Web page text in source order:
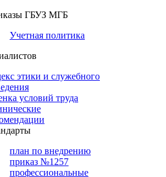
ГБУЗ МГБ
Учетная политика
этики и служебного
условий труда
план по внедрению
приказ №1257
профессиональные